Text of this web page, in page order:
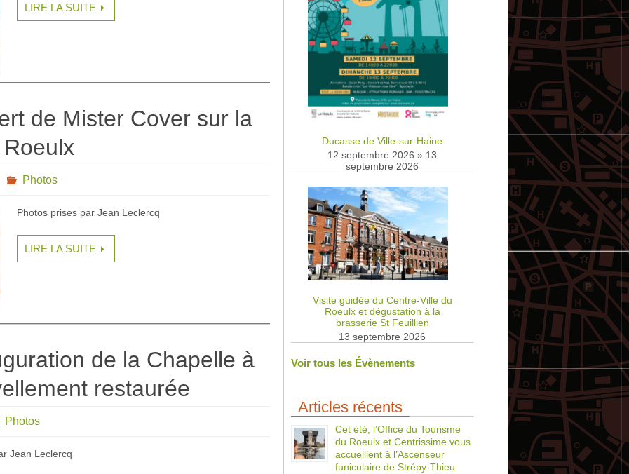
LIRE LA SUITE
de Mister Cover sur la
Photos
Photos prises par Jean Leclercq
LIRE LA SUITE
de la Chapelle à
restaurée
Photos
Jean Leclercq
Ducasse de Ville-sur-Haine
12 septembre 2026 » 13
septembre 2026
Visite guidée du Centre-Ville du
Roeulx et dégustation à la
brasserie St Feuillien
13 septembre 2026
Voir tous les Évènements
Articles récents
Cet été, l’Office du Tourisme
du Roeulx et Centrissime vous
accueillent à l’Ascenseur
funiculaire de Strépy-Thieu